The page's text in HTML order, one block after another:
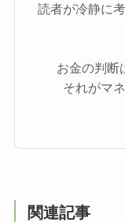
読者が冷静に
お金の判断
それがマ
関連記事